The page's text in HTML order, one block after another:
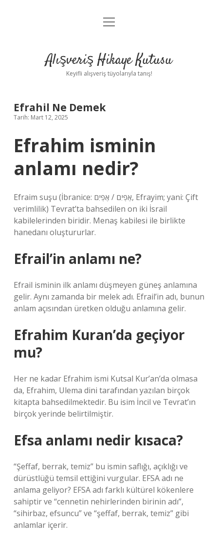
Anasayfa
Yasal Uyarı
menüyü
Alışveriş Hikaye Kutusu
Keyifli alışveriş tüyolarıyla tanış!
Efrahil Ne Demek
Tarih: Mart 12, 2025
Efrahim isminin
anlamı nedir?
Efraim suşu (İbranice: אֶפְיִם / אֶפְיִם, Efrayim; yani: Çift
verimlilik) Tevrat’ta bahsedilen on iki İsrail
kabilelerinden biridir. Menaş kabilesi ile birlikte
hanedanı oluştururlar.
Efrail’in anlamı ne?
Efrail isminin ilk anlamı düşmeyen güneş anlamına
gelir. Aynı zamanda bir melek adı. Efrail’in adı, bunun
anlam açısından üretken olduğu anlamına gelir.
Efrahim Kuran’da geçiyor
mu?
Her ne kadar Efrahim ismi Kutsal Kur’an’da olmasa
da, Efrahim, Ulema dini tarafından yazılan birçok
kitapta bahsedilmektedir. Bu isim İncil ve Tevrat’ın
birçok yerinde belirtilmiştir.
Efsa anlamı nedir kısaca?
“Şeffaf, berrak, temiz” bu ismin saflığı, açıklığı ve
dürüstlüğü temsil ettiğini vurgular. EFSA adı ne
anlama geliyor? EFSA adı farklı kültürel kökenlere
sahiptir ve “cennetin nehirlerinden birinin adı”,
“sihirbaz, efsuncu” ve “şeffaf, berrak, temiz” gibi
anlamlar içerir.